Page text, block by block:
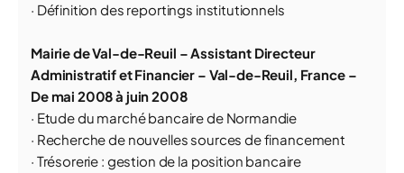
· Définition des reportings institutionnels
Mairie de Val-de-Reuil – Assistant Directeur
Administratif et Financier – Val-de-Reuil, France –
De mai 2008 à juin 2008
· Etude du marché bancaire de Normandie
· Recherche de nouvelles sources de financement
· Trésorerie : gestion de la position bancaire